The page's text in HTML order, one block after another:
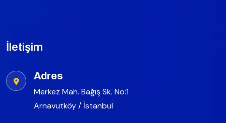
İletişim
Adres
Merkez Mah. Bağış Sk. No:1
Arnavutköy / İstanbul